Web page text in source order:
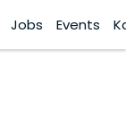
Jobs Events